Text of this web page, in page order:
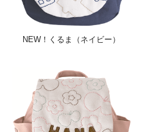
NEW！くるま（ネイビー）